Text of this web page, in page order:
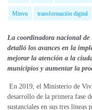
Minvu transformación digital
La coordinadora nacional
detalló los avances en la
mejorar la atención a la
municipios y aumentar la
En 2019, el Ministerio de
desarrollo de la primera fase
sustanciales en sus tres líneas